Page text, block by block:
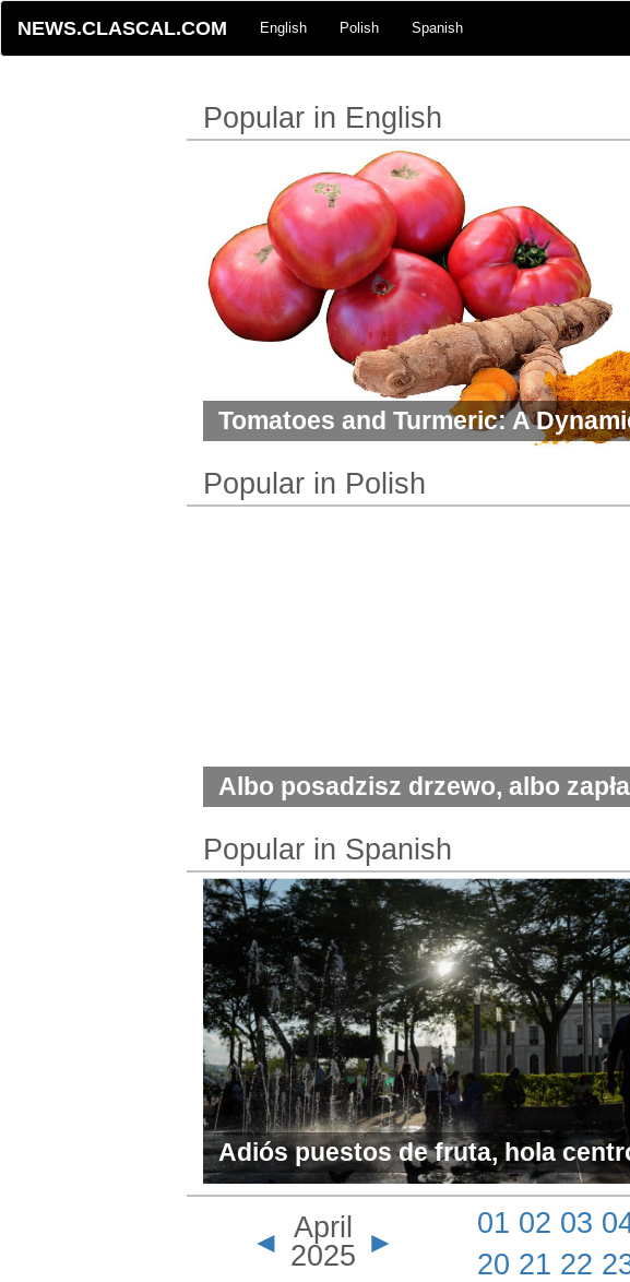
NEWS.CLASCAL.COM English Polish Spanish
Popular in English
Tomatoes and Turmeric: A
Popular in Polish
Albo posadzisz drzewo, albo
Popular in Spanish
Adiós puestos de fruta, hola
comerciales: San Salvador
centro de vendedores ambulantes
◄ April
2025 ►
01 02 03
20 21 22